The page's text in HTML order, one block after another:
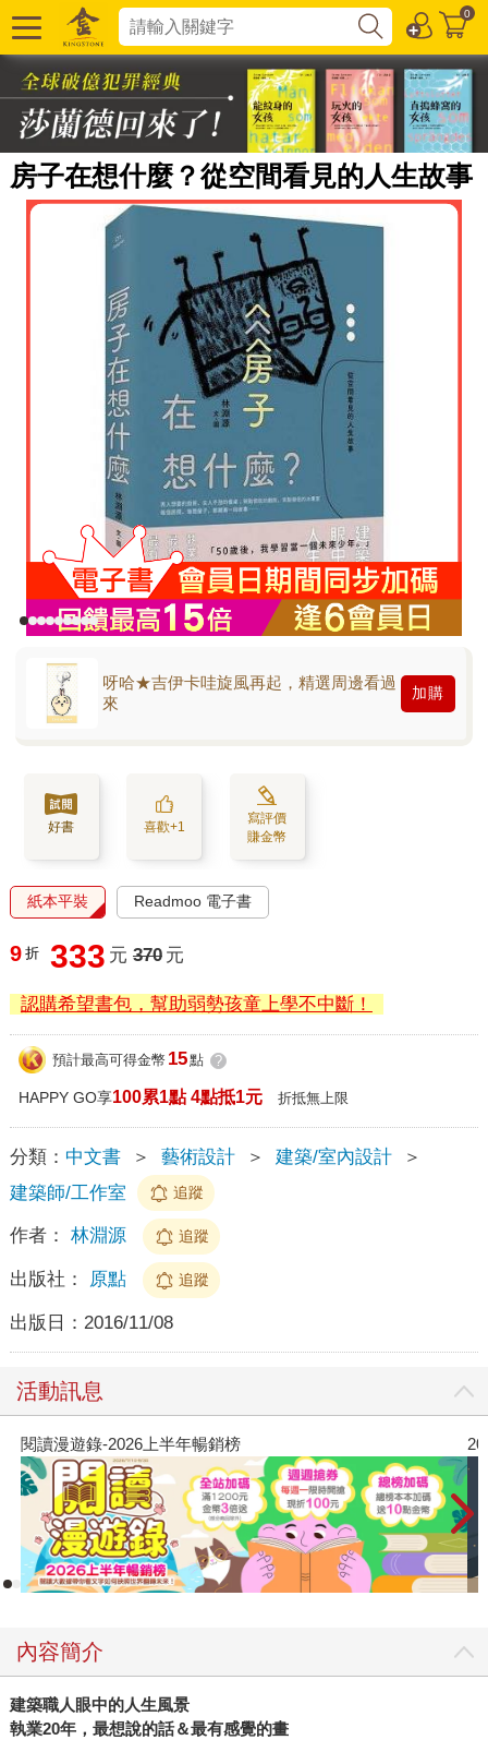
0
房子在想什麼？從空間看見的人生故事
呀哈★吉伊卡哇旋風再起，精選周邊看過
來
加購
好書 喜歡+1
寫評價
賺金幣
紙本平裝 Readmoo 電子書
9 折 333 元 370 元
認購希望書包，幫助弱勢孩童上學不中斷！
預計最高可得金幣 15點 ?
HAPPY GO享100累1點 4點抵1元 折抵無上限
分類： 中文書 ＞ 藝術設計 ＞ 建築/室內設計
＞
建築師/工作室
追蹤
作者： 林淵源 追蹤
出版社： 原點 追蹤
出版日： 2016/11/08
活動訊息
閱讀漫遊錄-2026上半年暢銷榜
內容簡介
建築職人眼中的人生風景
執業20年，最想說的話＆最有感覺的畫